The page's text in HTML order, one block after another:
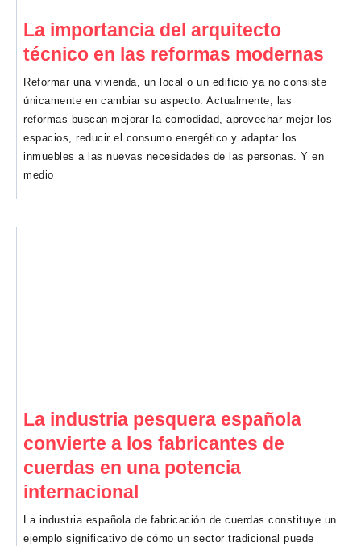
La importancia del arquitecto
técnico en las reformas modernas
Reformar una vivienda, un local o un edificio ya no consiste
únicamente en cambiar su aspecto. Actualmente, las
reformas buscan mejorar la comodidad, aprovechar mejor los
espacios, reducir el consumo energético y adaptar los
inmuebles a las nuevas necesidades de las personas. Y en
medio
La industria pesquera española
convierte a los fabricantes de
cuerdas en una potencia
internacional
La industria española de fabricación de cuerdas constituye un
ejemplo significativo de cómo un sector tradicional puede